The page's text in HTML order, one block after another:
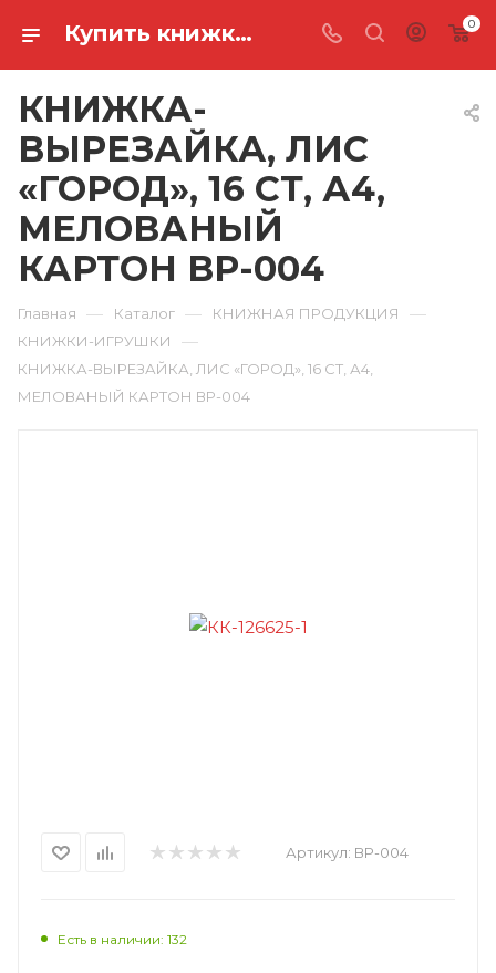
Купить книжка-вырезайка, лис «город», 16 ст, а4, мелованый картон ВР-004 в Ростове-на-Дону 0
КНИЖКА-
ВЫРЕЗАЙКА, ЛИС
«ГОРОД», 16 СТ, А4,
МЕЛОВАНЫЙ
КАРТОН ВР-004
Главная — Каталог — КНИЖНАЯ ПРОДУКЦИЯ —
КНИЖКИ-ИГРУШКИ —
КНИЖКА-ВЫРЕЗАЙКА, ЛИС «ГОРОД», 16 СТ, А4,
МЕЛОВАНЫЙ КАРТОН ВР-004
Артикул: ВР-004
Есть в наличии: 132